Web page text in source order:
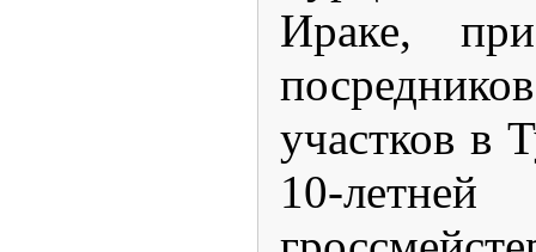
Ираке,
участков в
10-